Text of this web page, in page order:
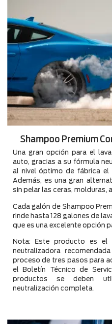
Shampoo Premium
Una gran opción para el
auto, gracias a su fórmula
al nivel óptimo de fábrica el
Además, es una gran
sin pelar las ceras, molduras,
Cada galón de Shampoo
rinde hasta 128 galones de
que es una excelente opción
Nota: Este producto es
neutralizadora
proceso de tres pasos para
el Boletín Técnico de
productos se deben
neutralización completa.